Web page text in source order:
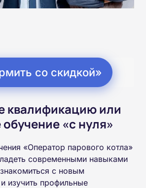
со скидкой»
квалификацию или
«с нуля»
«Оператор парового котла»
современными навыками
с новым
изучить профильные